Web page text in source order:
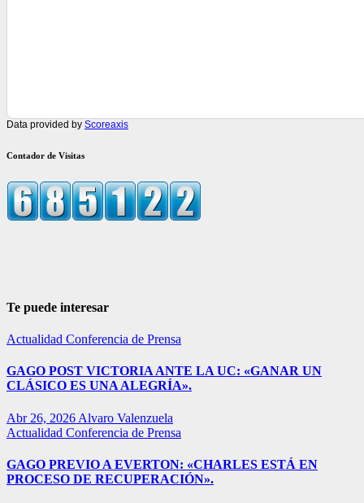
Data provided by Scoreaxis
Contador de Visitas
Te puede interesar
Actualidad Conferencia de Prensa
GAGO POST VICTORIA ANTE LA UC: «GANAR UN
CLÁSICO ES UNA ALEGRÍA».
Abr 26, 2026 Alvaro Valenzuela
Actualidad Conferencia de Prensa
GAGO PREVIO A EVERTON: «CHARLES ESTÁ EN
PROCESO DE RECUPERACIÓN».